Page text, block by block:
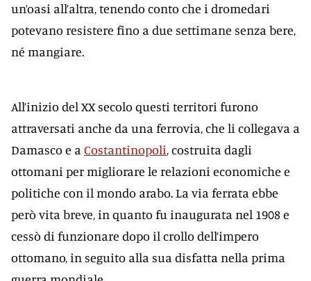
un’oasi all’altra, tenendo conto che i dromedari
potevano resistere fino a due settimane senza bere,
né mangiare.
All’inizio del XX secolo questi territori furono
attraversati anche da una ferrovia, che li collegava a
Damasco e a Costantinopoli, costruita dagli
ottomani per migliorare le relazioni economiche e
politiche con il mondo arabo. La via ferrata ebbe
però vita breve, in quanto fu inaugurata nel 1908 e
cessò di funzionare dopo il crollo dell’impero
ottomano, in seguito alla sua disfatta nella prima